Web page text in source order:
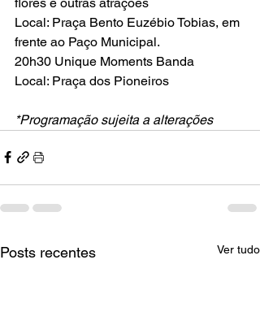
Local: Praça Bento Euzébio Tobias, em
frente ao Paço Municipal.
20h30 Unique Moments Banda
Local: Praça dos Pioneiros
*Programação sujeita a alterações
Posts recentes Ver tudo